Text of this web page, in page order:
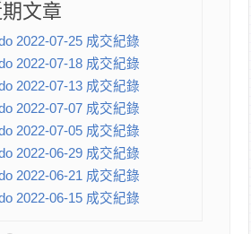
文章
2022-07-25 成交紀錄
2022-07-18 成交紀錄
2022-07-13 成交紀錄
2022-07-07 成交紀錄
2022-07-05 成交紀錄
2022-06-29 成交紀錄
2022-06-21 成交紀錄
2022-06-15 成交紀錄